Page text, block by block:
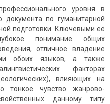
уровня в
документа по гуманитарной
подготовки. Ключевыми её
понимание общих
отличное владение
обоих языков, а также
факторах
влияющих на
тонкое чувство жанрово-
данному типу